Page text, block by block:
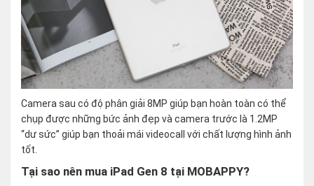
Camera sau có độ phân giải 8MP giúp bạn hoàn toàn có thể
chụp được những bức ảnh đẹp và camera trước là 1.2MP
“dư sức” giúp bạn thoải mái videocall với chất lượng hình ảnh
tốt.
Tại sao nên mua iPad Gen 8 tại MOBAPPY?